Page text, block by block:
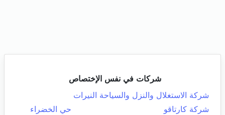
شركات في نفس الإختصاص
شركة الاستغلال والنزل والسياحة النيرات
شركة كارتاقو
حي الخضراء